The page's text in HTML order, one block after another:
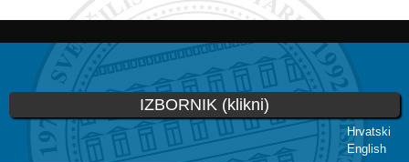
Skip to
content
Hrvatski
English
IZBORNIK (klikni)